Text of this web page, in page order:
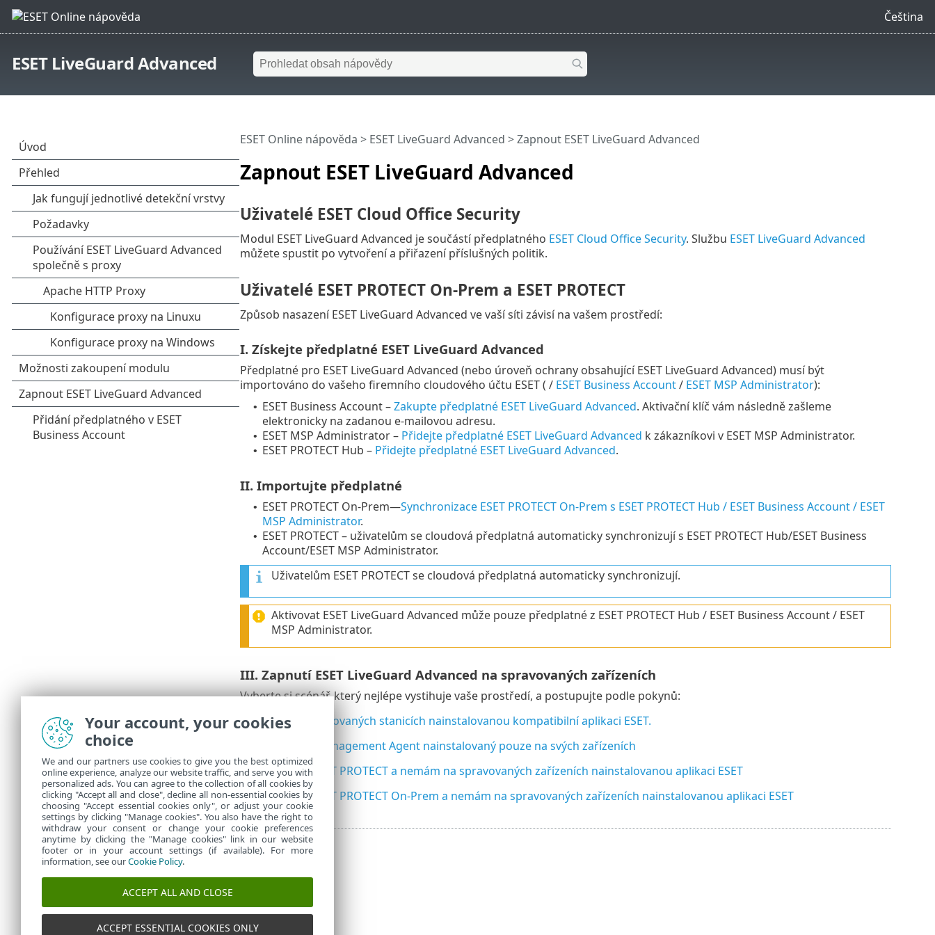
Čeština
ESET LiveGuard Advanced
Zapnout ESET LiveGuard Advanced
ESET Online nápověda > ESET LiveGuard Advanced >Zapnout ESET LiveGuard Advanced
Uživatelé ESET Cloud Office Security
Modul ESET LiveGuard Advanced je součástí předplatného ESET Cloud Office Security. Službu ESET LiveGuard Advanced
můžete spustit po vytvoření a přiřazení příslušných politik.
Uživatelé ESET PROTECT On-Prem a ESET PROTECT
Způsob nasazení ESET LiveGuard Advanced ve vaší síti závisí na vašem prostředí:
I. Získejte předplatné ESET LiveGuard Advanced
Předplatné pro ESET LiveGuard Advanced (nebo úroveň ochrany obsahující ESET LiveGuard Advanced) musí být
importováno do vašeho firemního cloudového účtu ESET ( / ESET Business Account/ ESET MSP Administrator):
• ESET Business Account –Zakupte předplatné ESET LiveGuard Advanced. Aktivační klíč vám následně zašleme
elektronicky na zadanou e-mailovou adresu.
• ESET MSP Administrator – Přidejte předplatné ESET LiveGuard Advanced k zákazníkovi v ESET MSP Administrator.
• ESET PROTECT Hub – Přidejte předplatné ESET LiveGuard Advanced.
II. Importujte předplatné
• ESET PROTECT On-Prem—Synchronizace ESET PROTECT On-Prem s ESET PROTECT Hub / ESET Business Account / ESET
MSP Administrator.
• ESET PROTECT – uživatelům se cloudová předplatná automaticky synchronizují s ESET PROTECT Hub/ESET Business
Account/ESET MSP Administrator.
Uživatelům ESET PROTECT se cloudová předplatná automaticky synchronizují.
Aktivovat ESET LiveGuard Advanced může pouze předplatné z ESET PROTECT Hub / ESET Business Account / ESET
MSP Administrator.
III. Zapnutí ESET LiveGuard Advanced na spravovaných zařízeních
Vyberte si scénář, který nejlépe vystihuje vaše prostředí, a postupujte podle pokynů:
Mám na spravovaných stanicích nainstalovanou kompatibilní aplikaci ESET.
Mám ESET Management Agent nainstalovaný pouze na svých zařízeních
Používám ESET PROTECT a nemám na spravovaných zařízeních nainstalovanou aplikaci ESET
Používám ESET PROTECT On-Prem a nemám na spravovaných zařízeních nainstalovanou aplikaci ESET
Your account, your cookies
choice
We and our partners use cookies to give you the best optimized
online experience, analyze our website traffic, and serve you with
personalized ads. You can agree to the collection of all cookies by
clicking "Accept all and close", decline all non-essential cookies by
choosing "Accept essential cookies only", or adjust your cookie
settings by clicking "Manage cookies". You also have the right to
withdraw your consent or change your cookie preferences
anytime by clicking the "Manage cookies" link in our website
footer or in your account settings (if available). For more
information, see ourCookie Policy.
ACCEPT ALL AND CLOSE
ACCEPT ESSENTIAL COOKIES ONLY